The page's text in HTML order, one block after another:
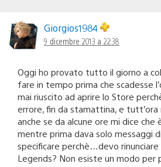
Giorgios1984
9 dicembre 2013 a 22:38
Oggi ho provato tutto il giorno a
fare in tempo prima che scadesse
mai riuscito ad aprire lo Store
errore, fin da stamattina, e tutt’ora
anche se da alcune ore mi dice che
mentre prima dava solo messaggi
specificare perchè…devo rinunciare
Legends? Non esiste un modo per